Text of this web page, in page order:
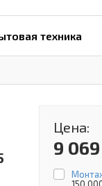
техника
Цена:
9